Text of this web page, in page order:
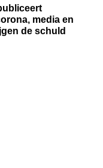
media en
de schuld